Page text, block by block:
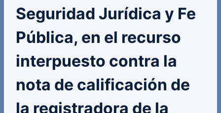
Seguridad Jurídica y Fe
Pública, en el recurso
interpuesto contra la
nota de calificación de
la registradora de la